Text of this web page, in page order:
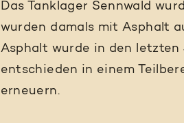
Das Tanklager Sennwald
wurden damals mit Asphalt
Asphalt wurde in den letzten
entschieden in einem
erneuern.